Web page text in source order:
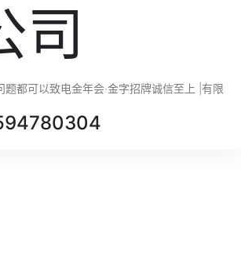
司
题都可以致电金年会·金字招牌诚信至上 |有限